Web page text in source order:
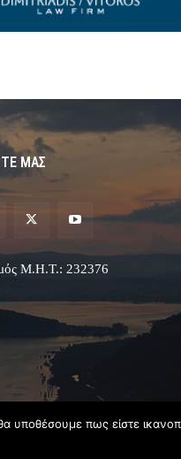
ΜΑΣ
Μ.Η.Τ.: 232376
υποθέσουμε πως είστε